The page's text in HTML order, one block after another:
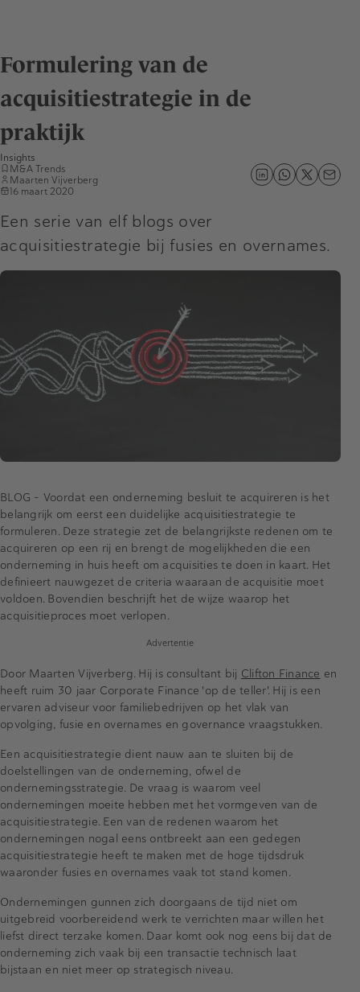
Formulering van de
acquisitiestrategie in de
praktijk
Insights
M&A Trends
Maarten Vijverberg
16 maart 2020
Een serie van elf blogs over
acquisitiestrategie bij fusies en overnames.
BLOG - Voordat een onderneming besluit te acquireren is het
belangrijk om eerst een duidelijke acquisitiestrategie te
formuleren. Deze strategie zet de belangrijkste redenen om te
acquireren op een rij en brengt de mogelijkheden die een
onderneming in huis heeft om acquisities te doen in kaart. Het
definieert nauwgezet de criteria waaraan de acquisitie moet
voldoen. Bovendien beschrijft het de wijze waarop het
acquisitieproces moet verlopen.
Advertentie
Door Maarten Vijverberg. Hij is consultant bij Clifton Finance en
heeft ruim 30 jaar Corporate Finance 'op de teller'. Hij is een
ervaren adviseur voor familiebedrijven op het vlak van
opvolging, fusie en overnames en governance vraagstukken.
Een acquisitiestrategie dient nauw aan te sluiten bij de
doelstellingen van de onderneming, ofwel de
ondernemingsstrategie. De vraag is waarom veel
ondernemingen moeite hebben met het vormgeven van de
acquisitiestrategie. Een van de redenen waarom het
ondernemingen nogal eens ontbreekt aan een gedegen
acquisitiestrategie heeft te maken met de hoge tijdsdruk
waaronder fusies en overnames vaak tot stand komen.
Ondernemingen gunnen zich doorgaans de tijd niet om
uitgebreid voorbereidend werk te verrichten maar willen het
liefst direct terzake komen. Daar komt ook nog eens bij dat de
onderneming zich vaak bij een transactie technisch laat
bijstaan en niet meer op strategisch niveau.